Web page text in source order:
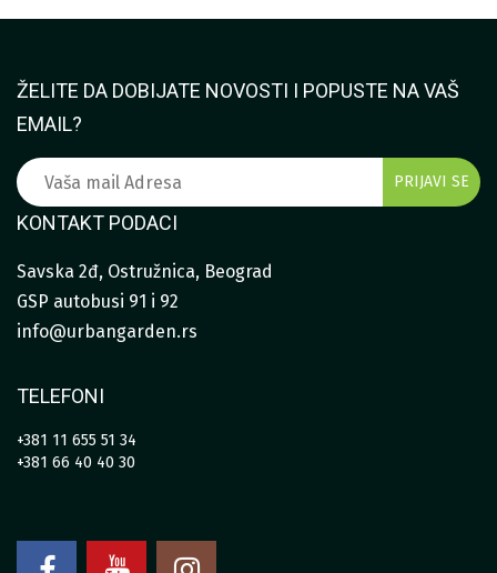
ŽELITE DA DOBIJATE NOVOSTI I POPUSTE NA VAŠ
EMAIL?
KONTAKT PODACI
Savska 2đ, Ostružnica, Beograd
GSP autobusi 91 i 92
info@urbangarden.rs
TELEFONI
+381 11 655 51 34
+381 66 40 40 30